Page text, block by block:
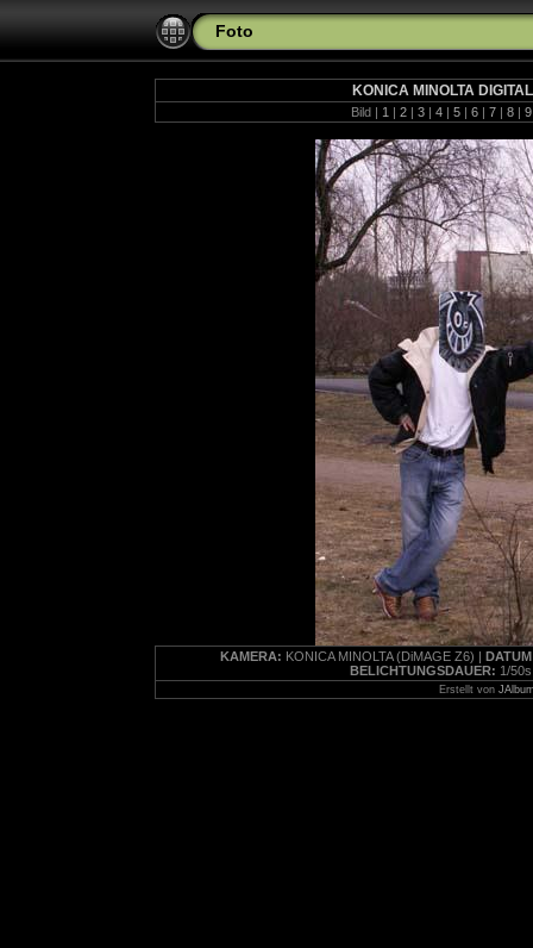
Foto
KONICA MINOLTA
Bild | 1 | 2 | 3 | 4 | 5 | 6 | 7 | 8 |
KAMERA: KONICA MINOLTA (DiMAGE Z6) |
BELICHTUNGSDAUER: 1/
Erstellt von